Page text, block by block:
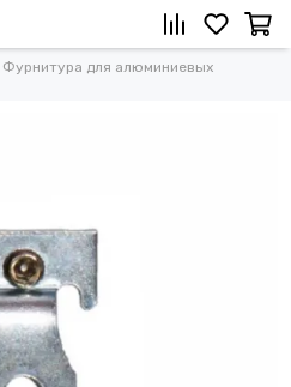
Фурнитура для алюминиевых